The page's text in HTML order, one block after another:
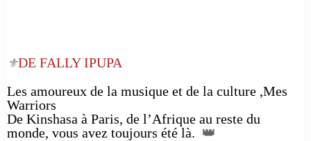
⚜️DE FALLY IPUPA
Les amoureux de la musique et de la culture ,Mes
Warriors
De Kinshasa à Paris, de l’Afrique au reste du
monde, vous avez toujours été là. 👑